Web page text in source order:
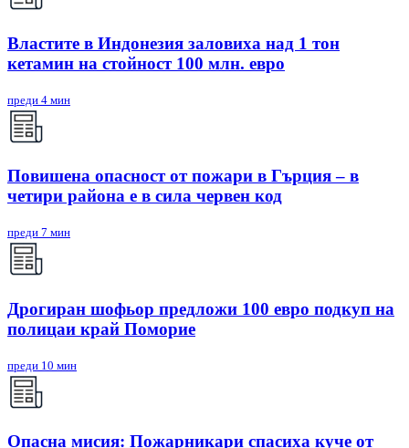
Властите в Индонезия заловиха над 1 тон
кетамин на стойност 100 млн. евро
преди 4 мин
Повишена опасност от пожари в Гърция – в
четири района е в сила червен код
преди 7 мин
Дрогиран шофьор предложи 100 евро подкуп на
полицаи край Поморие
преди 10 мин
Опасна мисия: Пожарникари спасиха куче от